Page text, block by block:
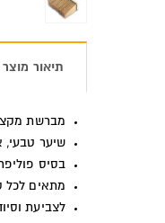
תיאור מוצר
מברשת
שיער טבעי,
בסיס
מתאים לכל
לצביעת